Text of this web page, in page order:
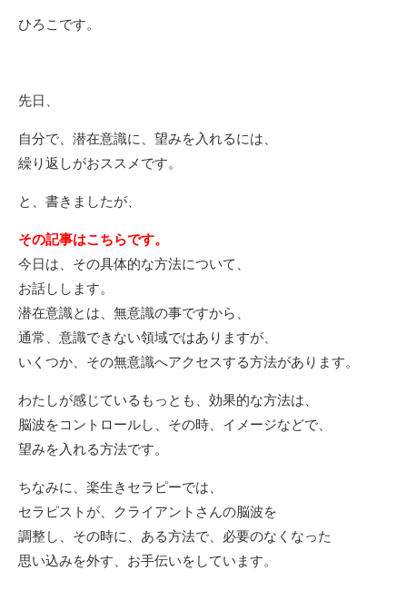
ひろこです。
先日、
自分で、潜在意識に、望みを入れるには、
繰り返しがおススメです。
と、書きましたが、
その記事はこちらです。
今日は、その具体的な方法について、
お話しします。
潜在意識とは、無意識の事ですから、
通常、意識できない領域ではありますが、
いくつか、その無意識へアクセスする方法があります。
わたしが感じているもっとも、効果的な方法は、
脳波をコントロールし、その時、イメージなどで、
望みを入れる方法です。
ちなみに、楽生きセラピーでは、
セラピストが、クライアントさんの脳波を
調整し、その時に、ある方法で、必要のなくなった
思い込みを外す、お手伝いをしています。